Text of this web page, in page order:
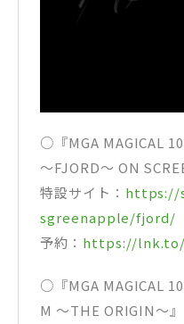
○『MGA MAGICAL
～FJORD～ ON
特設サイト： https://
sgreenapple/fjord/
予約： https://lnk.to/
○『MGA MAGICAL
M ～THE ORIGIN～』